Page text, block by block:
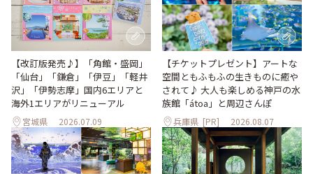
【改訂版発売♪】「角館・盛岡」
「仙台」「鎌倉」「伊豆」「軽井
沢」「伊勢志摩」国内6エリアと
海外1エリアがリニューアル
宮城県 2026.07.09
【チケットプレゼント】アートな
空間ともふもふの生きものに癒や
されて♪ 大人も楽しめる神戸の水
族館「átoa」と周辺さんぽ
兵庫県 [PR] 2026.08.07